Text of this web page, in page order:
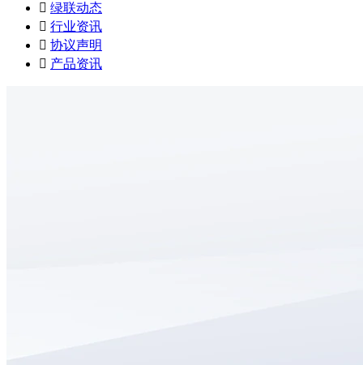
 绿联动态
 行业资讯
 协议声明
 产品资讯